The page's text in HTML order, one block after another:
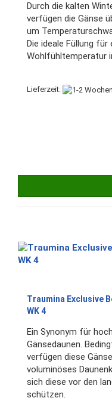
Durch die kalten
verfügen die Gänse
um
Die ideale Füllung für
Wohlfühltemperatur
Lieferzeit:
Traumina Exclusive
WK 4
Ein Synonym für
Gänsedaunen.
verfügen diese
voluminöses
sich diese vor den
schützen.